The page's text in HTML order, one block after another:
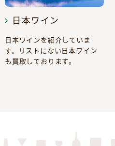
日本ワイン
日本ワインを紹介していま
す。リストにない日本ワイン
も買取しております。